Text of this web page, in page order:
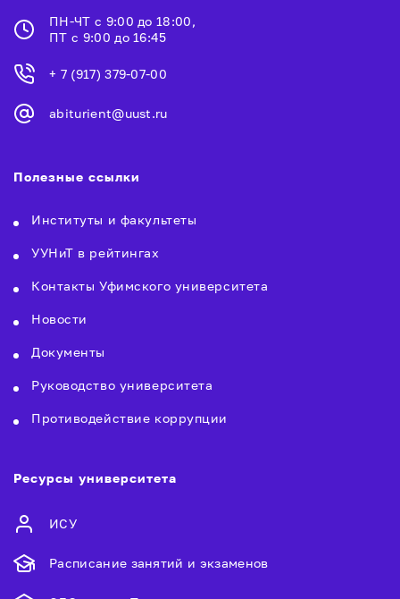
ПН-ЧТ с 9:00 до 18:00,
ПТ с 9:00 до 16:45
+ 7 (917) 379-07-00
abiturient@uust.ru
Полезные ссылки
Институты и факультеты
УУНиТ в рейтингах
Контакты Уфимского университета
Новости
Документы
Руководство университета
Противодействие коррупции
Ресурсы университета
ИСУ
Расписание занятий и экзаменов